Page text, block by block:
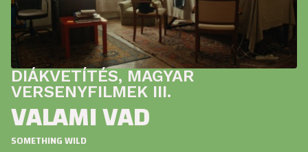
DIÁKVETÍTÉS, MAGYAR
VERSENYFILMEK III.
VALAMI VAD
SOMETHING WILD